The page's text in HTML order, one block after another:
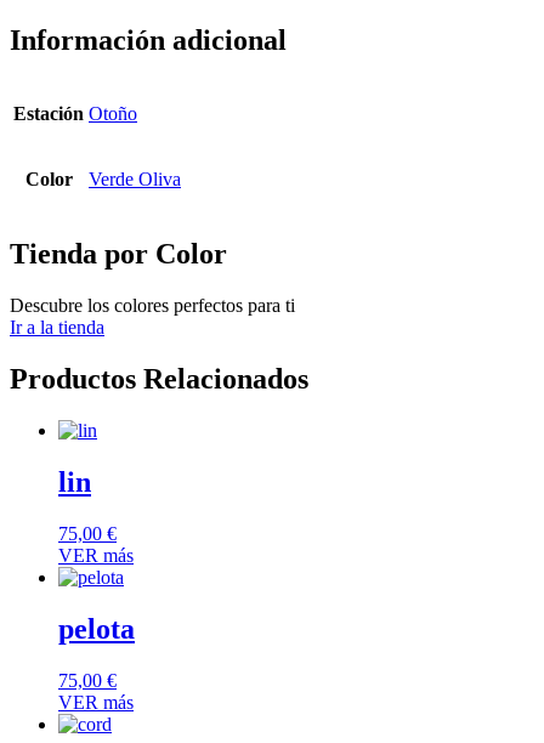
Información adicional
Estación Otoño
Color Verde Oliva
Tienda por Color
Descubre los colores perfectos para ti
Ir a la tienda
Productos Relacionados
lin
75,00 €
VER más
pelota
75,00 €
VER más